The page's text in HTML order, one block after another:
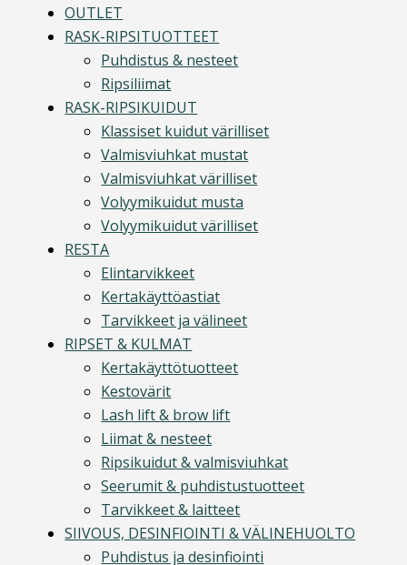
OUTLET
RASK-RIPSITUOTTEET
Puhdistus & nesteet
Ripsiliimat
RASK-RIPSIKUIDUT
Klassiset kuidut värilliset
Valmisviuhkat mustat
Valmisviuhkat värilliset
Volyymikuidut musta
Volyymikuidut värilliset
RESTA
Elintarvikkeet
Kertakäyttöastiat
Tarvikkeet ja välineet
RIPSET & KULMAT
Kertakäyttötuotteet
Kestovärit
Lash lift & brow lift
Liimat & nesteet
Ripsikuidut & valmisviuhkat
Seerumit & puhdistustuotteet
Tarvikkeet & laitteet
SIIVOUS, DESINFIOINTI & VÄLINEHUOLTO
Puhdistus ja desinfiointi